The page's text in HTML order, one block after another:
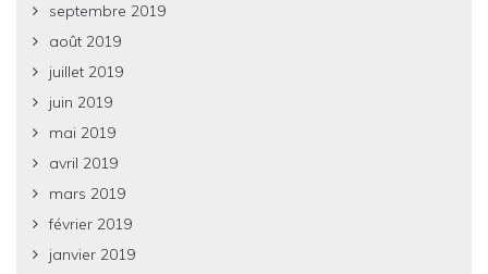
septembre 2019
août 2019
juillet 2019
juin 2019
mai 2019
avril 2019
mars 2019
février 2019
janvier 2019